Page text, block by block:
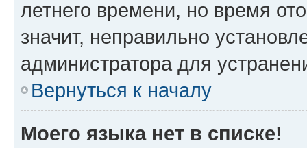
летнего времени, но время
значит, неправильно
администратора для
Вернуться к началу
Моего языка нет в списке!